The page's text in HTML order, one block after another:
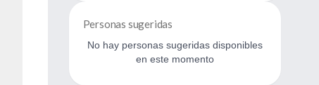
Personas sugeridas
No hay personas sugeridas disponibles
en este momento